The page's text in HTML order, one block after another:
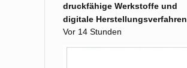
druckfähige Werkstoffe und
digitale Herstellungsverfahren
Vor 14 Stunden